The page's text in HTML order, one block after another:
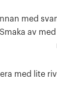
med
av
med lite